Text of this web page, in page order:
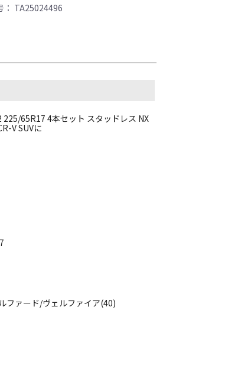
TA25024496
225/65R17 4本セット スタッドレス NX
V SUVに
ファード/ヴェルファイア(40)